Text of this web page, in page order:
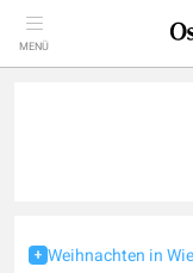
MENÜ
Weihnachten in